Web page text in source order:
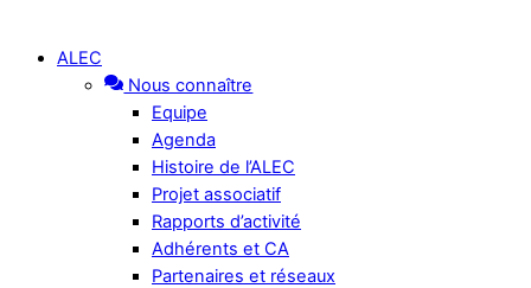
ALEC
Nous connaître
Equipe
Agenda
Histoire de l’ALEC
Projet associatif
Rapports d’activité
Adhérents et CA
Partenaires et réseaux